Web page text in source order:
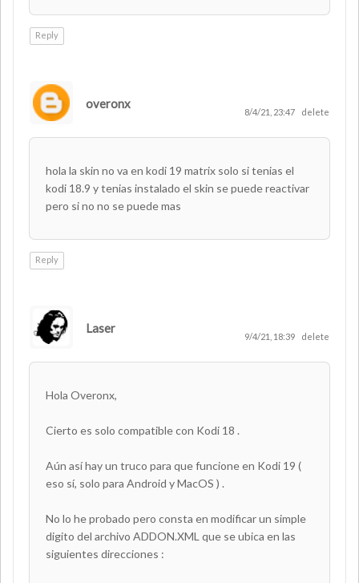
Reply
overonx
8/4/21, 23:47 delete
hola la skin no va en kodi 19 matrix solo si tenias el
kodi 18.9 y tenias instalado el skin se puede reactivar
pero si no no se puede mas
Reply
Laser
9/4/21, 18:39 delete
Hola Overonx,
Cierto es solo compatible con Kodi 18 .
Aún así hay un truco para que funcione en Kodi 19 (
eso sí, solo para Android y MacOS ) .
No lo he probado pero consta en modificar un simple
digito del archivo ADDON.XML que se ubica en las
siguientes direcciones :